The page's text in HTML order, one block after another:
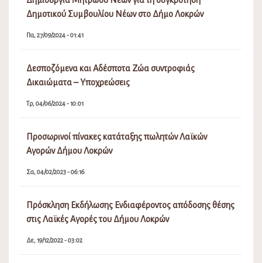
Δημοτικού Συμβουλίου Νέων στο Δήμο Λοκρών
Πα, 27/09/2024 - 01:41
Δεσποζόμενα και Αδέσποτα Ζώα συντροφιάς
Δικαιώματα – Υποχρεώσεις
Τρ, 04/06/2024 - 10:01
Προσωρινοί πίνακες κατάταξης πωλητών Λαϊκών
Αγορών Δήμου Λοκρών
Σα, 04/02/2023 - 06:16
Πρόσκληση Εκδήλωσης Ενδιαφέροντος απόδοσης θέσης
στις Λαϊκές Αγορές του Δήμου Λοκρών
Δε, 19/12/2022 - 03:02